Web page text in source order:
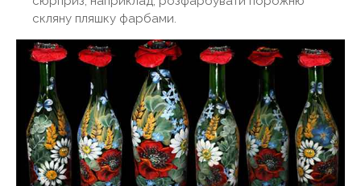
скляну пляшку фарбами.